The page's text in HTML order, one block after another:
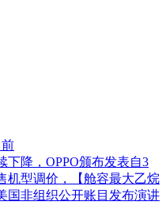
下降，OPPO颁布发表自3
机型调价，【舱容最大乙烷
国非组织公开账目发布演讲